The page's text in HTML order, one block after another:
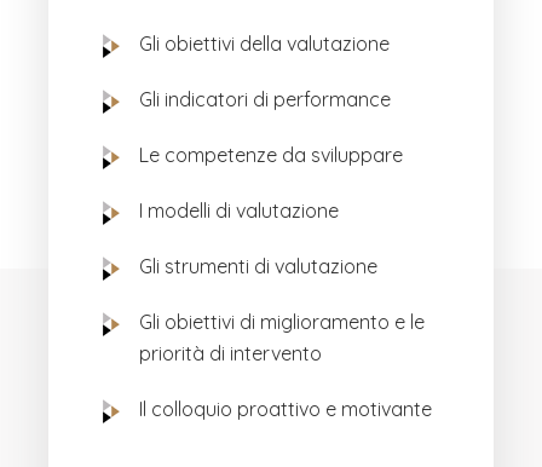
Gli obiettivi della valutazione
Gli indicatori di performance
Le competenze da sviluppare
I modelli di valutazione
Gli strumenti di valutazione
Gli obiettivi di miglioramento e le
priorità di intervento
Il colloquio proattivo e motivante